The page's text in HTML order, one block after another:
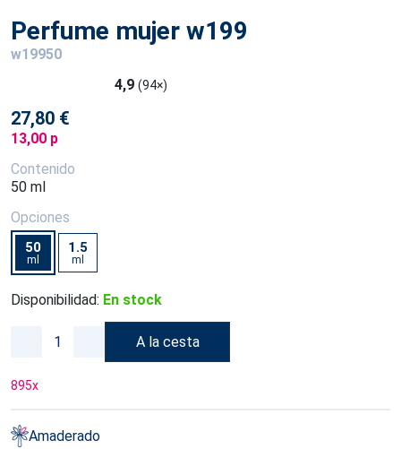
Perfume mujer w199
w19950
4,9 (94×)
27,80 €
13,00 p
Contenido
50 ml
Opciones
50
ml
1.5
ml
Disponibilidad: En stock
A la cesta
895x
Amaderado